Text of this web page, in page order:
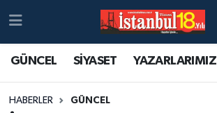
GÜNCEL SİYASET YAZARLARIMIZ
HABERLER GÜNCEL